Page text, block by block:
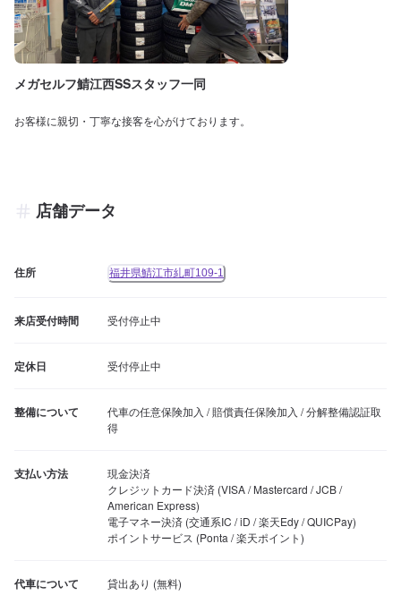
メガセルフ鯖江西SSスタッフ一同
お客様に親切・丁寧な接客を心がけております。
店舗データ
住所 福井県鯖江市糺町109-1
来店受付時間 受付停止中
定休日 受付停止中
整備について
代車の任意保険加入 / 賠償責任保険加入 / 分解整備認証取
得
支払い方法
現金決済
クレジットカード決済 (VISA / Mastercard / JCB /
American Express)
電子マネー決済 (交通系IC / iD / 楽天Edy / QUICPay)
ポイントサービス (Ponta / 楽天ポイント)
代車について